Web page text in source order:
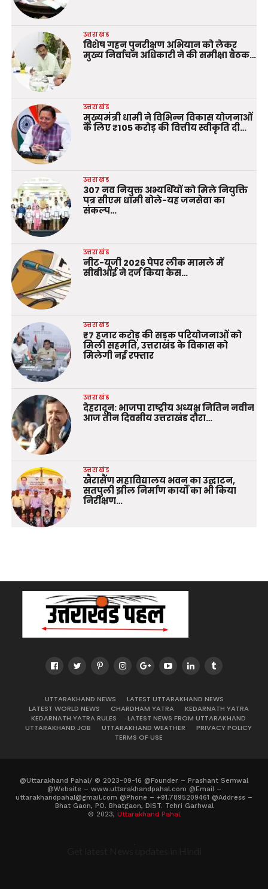
उत्तराखंड
विशेष गहन पुनरीक्षण अभियान को लेकर
मुख्य निर्वाचन अधिकारी ने की समीक्षा बैठक…
उत्तराखंड
मुख्यमंत्री धामी ने विभिन्न विकास योजनाओं
के लिए ₹105 करोड़ की वित्तीय स्वीकृति दी…
उत्तराखंड
307 नव नियुक्त अभ्यर्थियों को मिले नियुक्ति
पत्र सीएम धामी बोले-यह जनसेवा का
संकल्प…
उत्तराखंड
नीट-यूजी 2026 पेपर लीक मामले में
सीबीआई ने दर्ज किया केस…
उत्तराखंड
₹7 हजार करोड़ की सड़क परियोजनाओं को
मिली सहमति, उत्तराखंड के विकास को
मिलेगी नई रफ्तार
उत्तराखंड
देहरादून: भाजपा राष्ट्रीय अध्यक्ष नितिन नवीन
आज तीन दिवसीय उत्तराखंड दौरा…
उत्तराखंड
खैरासैंण महाविद्यालय भवन का उद्घाटन,
सतपुली झील निर्माण कार्यों का भी किया
निरीक्षण…
UTTARAKHAND NEWS
LATEST UTTARAKHAND NEWS
LATEST WORLD NEWS
CHARDHAM YATRA
KEDARNATH YATRA
KEDARNATH YATRA RULES
LATEST NEWS FROM UTTARAKHAND
UTTARAKHAND JOB
UTTARAKHAND WEATHER
PRIVACY POLICY
TERMS OF USE
@Uttarakhand Pahal/ © 2023-09-16 @Founder – Prashant Semwal
@Website – www.uttarakhandpahal.com @Email –
uttarakhandpahal@gmail.com @Phone – +91.7895209461 @Address –
Bhat Gaon, PO. Bhatgaon, DIST. Tehri Garhwal
© 2023, Uttarakhand Pahal